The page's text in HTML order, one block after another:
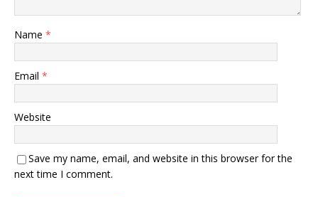
Name *
Email *
Website
Save my name, email, and website in this browser for the
next time I comment.